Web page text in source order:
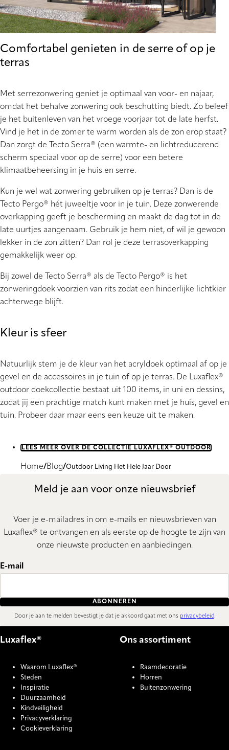
Comfortabel genieten in de serre of op je
terras
Met serrezonwering geniet je optimaal van voor- en najaar,
omdat het behalve zonwering ook beschutting biedt. Zo beleef
je het buitenleven van het vroege voorjaar tot de late herfst.
Vind je het in de zomer te warm worden als de zon erop staat?
Dan zorgt de Tecto Serra® (een warmte- en lichtreducerend
scherm speciaal voor op de serre) voor een betere
klimaatbeheersing in je huis en serre.
Kun je wel wat zonwering gebruiken op je terras? Dan is de
Tecto Pergo® hét juweeltje voor in je tuin. Deze zonwerende
overkapping geeft je bescherming en maakt de dag tot in de
late uurtjes aangenaam. Gebruik je hem niet, of wil je gewoon
lekker in de zon zitten? Dan rol je deze terrasoverkapping
gemakkelijk weer op.
Bij zowel de Tecto Serra® als de Tecto Pergo® is het
zonweringdoek voorzien van rits zodat een hinderlijke lichtkier
achterwege blijft.
Kleur is sfeer
Natuurlijk stem je de kleur van het acryldoek optimaal af op je
gevel en de accessoires in je tuin of op je terras. De Luxaflex®
outdoor doekcollectie bestaat uit 100 items, in uni en dessins,
zodat jij een prachtige match kunt maken met je huis, gevel en
tuin. Probeer daar maar eens een keuze uit te maken.
LEES MEER OVER DE COLLECTIE LUXAFLEX® OUTDOOR
Home Blog Outdoor Living Het Hele Jaar Door
Meld je aan voor onze nieuwsbrief
Voer je e-mailadres in om e-mails en nieuwsbrieven van
Luxaflex® te ontvangen en als eerste op de hoogte te zijn van
onze nieuwste producten en aanbiedingen.
E-mail
ABONNEREN
Door je aan te melden bevestigt je dat je akkoord gaat met ons privacybeleid.
Luxaflex®
Waarom Luxaflex®
Steden
Inspiratie
Duurzaamheid
Kindveiligheid
Privacyverklaring
Cookieverklaring
Ons assortiment
Raamdecoratie
Horren
Buitenzonwering